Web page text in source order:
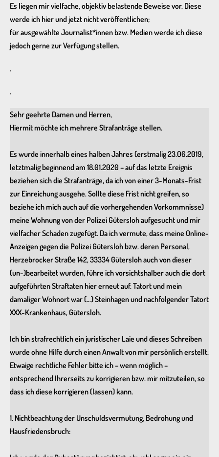
Es liegen mir vielfache, objektiv belastende Beweise vor. Diese
werde ich hier und jetzt nicht veröffentlichen;
für ausgewählte Journalist*innen bzw. Medien werde ich diese
jedoch gerne zur Verfügung stellen.
.
.
Sehr geehrte Damen und Herren,
Hiermit möchte ich mehrere Strafanträge stellen.
Es wurde innerhalb eines halben Jahres (erstmalig 23.06.2019,
letztmalig beginnend am 18.01.2020 – auf das letzte Ereignis
beziehen sich die Strafanträge, da ich von einer 3-Monats-Frist
zur Einreichung ausgehe. Sollte diese Frist nicht greifen, so
beziehe ich mich auch auf die vorhergehenden Vorkommnisse)
meine Wohnung von der Polizei Gütersloh aufgesucht und mir
vielfacher Schaden zugefügt. Da ich vermute, dass meine Online-
Anzeigen gegen die Polizei Gütersloh bzw. deren Personal,
Herzebrocker Straße 142, 33334 Gütersloh auch von dieser
(un-)bearbeitet wurden, führe ich vorsichtshalber auch die dort
aufgeführten Straftaten hier erneut auf. Tatort und mein
damaliger Wohnort war (…) Steinhagen und nachfolgender Tatort
XXX-Krankenhaus, Gütersloh.
Ich bin strafrechtlich ein juristischer Laie und dieses Schreiben
wurde ohne Hilfe durch einen Anwalt von mir persönlich erstellt.
Etwaige rechtliche Fehler bitte ich – wenn möglich –
entsprechend Ihrerseits zu korrigieren bzw. mir mitzuteilen, so
dass ich diese korrigieren (lassen) kann.
1. Nichtbeachtung der Unschuldsvermutung, Bedrohung und
Hausfriedensbruch: